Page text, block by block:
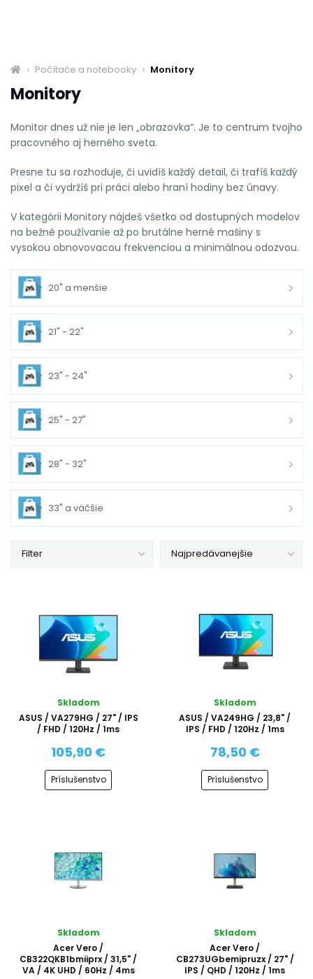
Počítače a notebooky Monitory
Monitory
Monitor dnes už nie je len „obrazovka“. Je to centrum tvojho
pracovného aj herného sveta.
Presne tu sa rozhoduje, či uvidíš každý detail, či trafíš každý
pixel a či vydržíš pri práci alebo hraní hodiny bez únavy.
V kategórii Monitory nájdeš všetko od dostupných modelov
na bežné používanie až po brutálne herné mašiny s
vysokou obnovovacou frekvenciou a minimálnou odozvou.
20" a menšie
21" - 22"
23" - 24"
25" - 27"
28" - 32"
33" a väčšie
Najpredávanejšie
Filter
Skladom
ASUS / VA279HG / 27" / IPS
/ FHD / 120Hz / 1ms
105,90 €
Príslušenstvo
Skladom
ASUS / VA249HG / 23,8" /
IPS / FHD / 120Hz / 1ms
78,50 €
Príslušenstvo
Skladom
Acer Vero /
CB322QKB1bmiiprx / 31,5" /
VA / 4K UHD / 60Hz / 4ms
Skladom
Acer Vero /
CB273UGbemipruzx / 27" /
IPS / QHD / 120Hz / 1ms